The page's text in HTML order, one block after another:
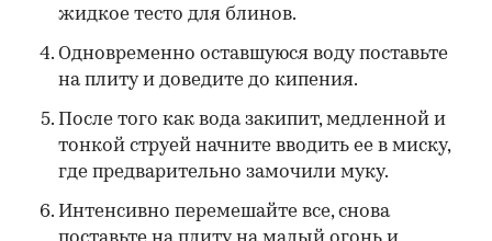
жидкое тесто для блинов.
Одновременно оставшуюся воду поставьте
на плиту и доведите до кипения.
После того как вода закипит, медленной и
тонкой струей начните вводить ее в миску,
где предварительно замочили муку.
Интенсивно перемешайте все, снова